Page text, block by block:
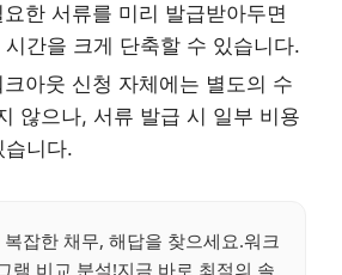
요한 서류를 미리 발급받아두면
간을 크게 단축할 수 있습니다.
크아웃 신청 자체에는 별도의 수
않으나, 서류 발급 시 일부 비용
습니다.
복잡한 채무, 해답을 찾으세요.워크
램 비교 분석!지금 바로 최적의 솔